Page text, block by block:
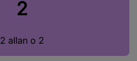
2
2 allan o 2